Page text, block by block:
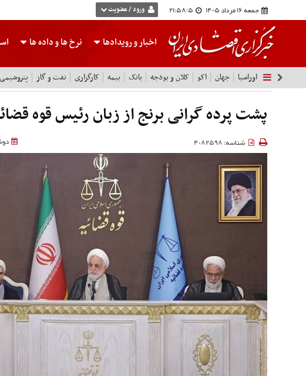
جمعه 16 مرداد 1405 21:58:5 ورود / عضویت
اخبار و رویدادها نرخ هاو داده ها
اوراسیا جهان اکو کلان و بودجه بانک بیمه کارگزاری نفت و گاز پتروشیمی
پشت پرده گرانی برنج از زبان رئیس قوه
شناسه: 4082598